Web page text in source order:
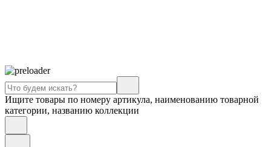
Ищите товары по номеру артикула, наименованию товарной
категории, названию коллекции